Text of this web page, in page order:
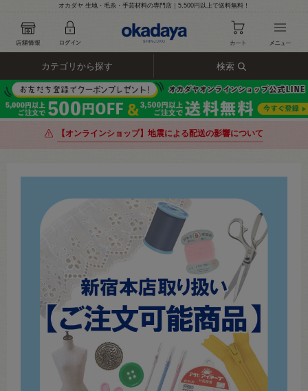
オカダヤ 生地・毛糸・手芸材料の専門店｜5,500円以上で送料無料！
カテゴリから探す 検索
【オンラインショップ】地震による配送の影響について